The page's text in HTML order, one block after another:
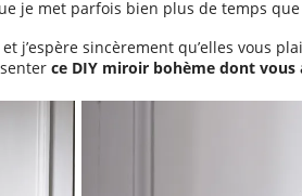
je met parfois bien plus de temps
et j’espère sincèrement qu’elles vous
ce DIY miroir bohème dont